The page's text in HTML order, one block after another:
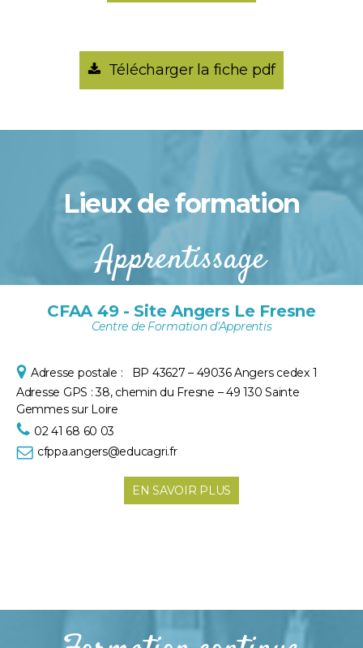
Télécharger la fiche pdf
Lieux de formation
Apprentissage
CFAA 49 - Site Angers Le Fresne
Centre de Formation d'Apprentis
Adresse postale : BP 43627 – 49036 Angers cedex 1
Adresse GPS :38, chemin du Fresne – 49 130 Sainte
Gemmes sur Loire
02 41 68 60 03
cfppa.angers@educagri.fr
EN SAVOIR PLUS